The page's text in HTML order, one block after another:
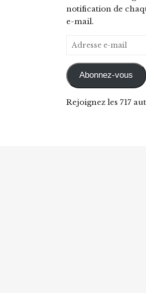
notification de
e-mail.
Adresse e-mail
Abonnez-vous
Rejoignez les 717